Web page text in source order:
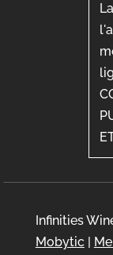
Infinities
Mobytic